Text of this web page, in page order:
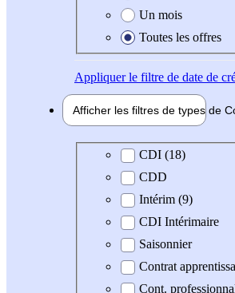
Un mois
Toutes les offres
Appliquerle filtre de date de
Afficher les filtres de types de
Type de contratCDI (18)
CDD
Intérim (9)
CDI Intérimaire
Saisonnier
Contrat
Cont.